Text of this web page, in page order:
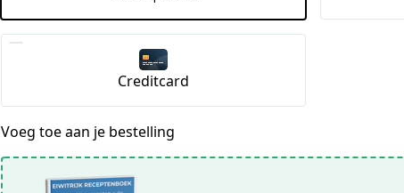
Creditcard
Voeg toe aan je bestelling